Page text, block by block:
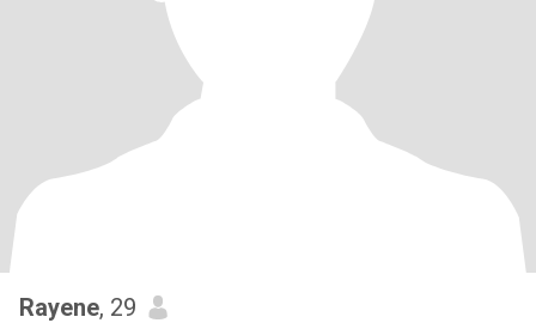
Rayene, 29